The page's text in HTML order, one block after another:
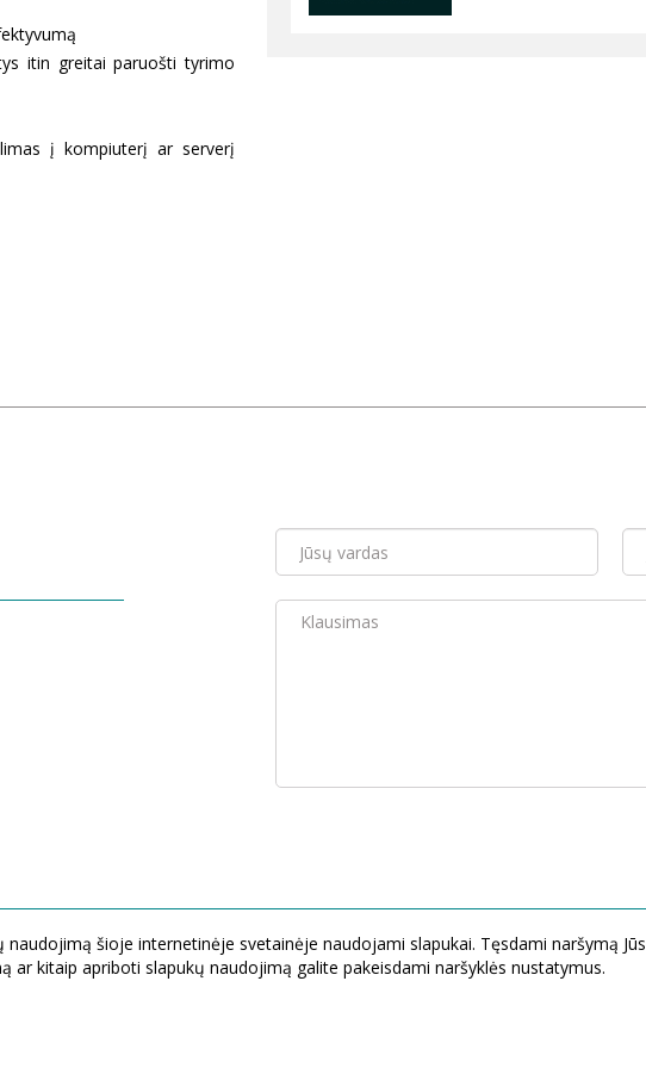
itin greitai paruošti tyrimo
į kompiuterį ar serverį
šioje internetinėje svetainėje naudojami slapukai. Tęsdami naršymą Jūs
ar kitaip apriboti slapukų naudojimą galite pakeisdami naršyklės nustatymus.